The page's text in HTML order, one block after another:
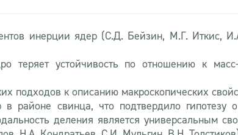
инерции ядер (С.Д. Бейзин, М.Г. Иткис,
теряет устойчивость по отношению к
подходов к описанию макроскопических
районе свинца, что подтвердило гипотезу
деления является универсальным